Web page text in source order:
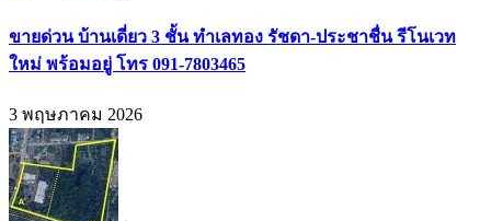
ขายด่วน บ้านเดี่ยว 3 ชั้น ทำเลทอง รัชดา-ประชาชื่น รีโนเวท
ใหม่ พร้อมอยู่ โทร 091-7803465
3 พฤษภาคม 2026